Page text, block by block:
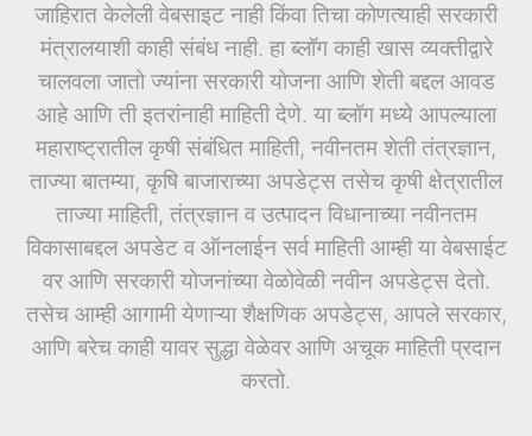
जाहिरात केलेली वेबसाइट नाही किंवा तिचा कोणत्याही सरकारी
मंत्रालयाशी काही संबंध नाही. हा ब्लॉग काही खास व्यक्तीद्वारे
चालवला जातो ज्यांना सरकारी योजना आणि शेती बद्दल आवड
आहे आणि ती इतरांनाही माहिती देणे. या ब्लॉग मध्ये आपल्याला
महाराष्ट्रातील कृषी संबंधित माहिती, नवीनतम शेती तंत्रज्ञान,
ताज्या बातम्या, कृषि बाजाराच्या अपडेट्स तसेच कृषी क्षेत्रातील
ताज्या माहिती, तंत्रज्ञान व उत्पादन विधानाच्या नवीनतम
विकासाबद्दल अपडेट व ऑनलाईन सर्व माहिती आम्ही या वेबसाईट
वर आणि सरकारी योजनांच्या वेळोवेळी नवीन अपडेट्स देतो.
तसेच आम्ही आगामी येणाऱ्या शैक्षणिक अपडेट्स, आपले सरकार,
आणि बरेच काही यावर सुद्धा वेळेवर आणि अचूक माहिती प्रदान
करतो.